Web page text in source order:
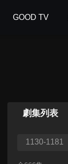
GOOD TV
劇集列表
1130-1181